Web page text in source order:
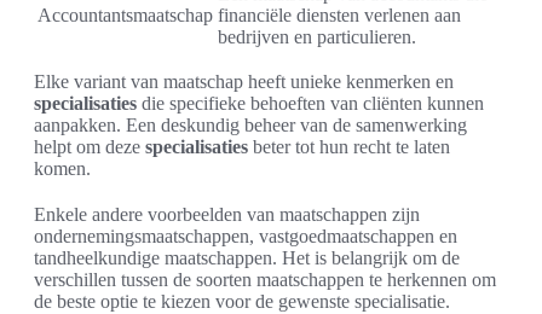
Accountantsmaatschap financiële diensten verlenen aan
bedrijven en particulieren.
Elke variant van maatschap heeft unieke kenmerken en
specialisaties die specifieke behoeften van cliënten kunnen
aanpakken. Een deskundig beheer van de samenwerking
helpt om deze specialisaties beter tot hun recht te laten
komen.
Enkele andere voorbeelden van maatschappen zijn
ondernemingsmaatschappen, vastgoedmaatschappen en
tandheelkundige maatschappen. Het is belangrijk om de
verschillen tussen de soorten maatschappen te herkennen om
de beste optie te kiezen voor de gewenste specialisatie.